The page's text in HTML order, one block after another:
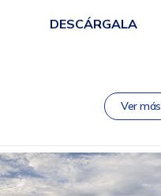
DESCÁRGALA
Ver más